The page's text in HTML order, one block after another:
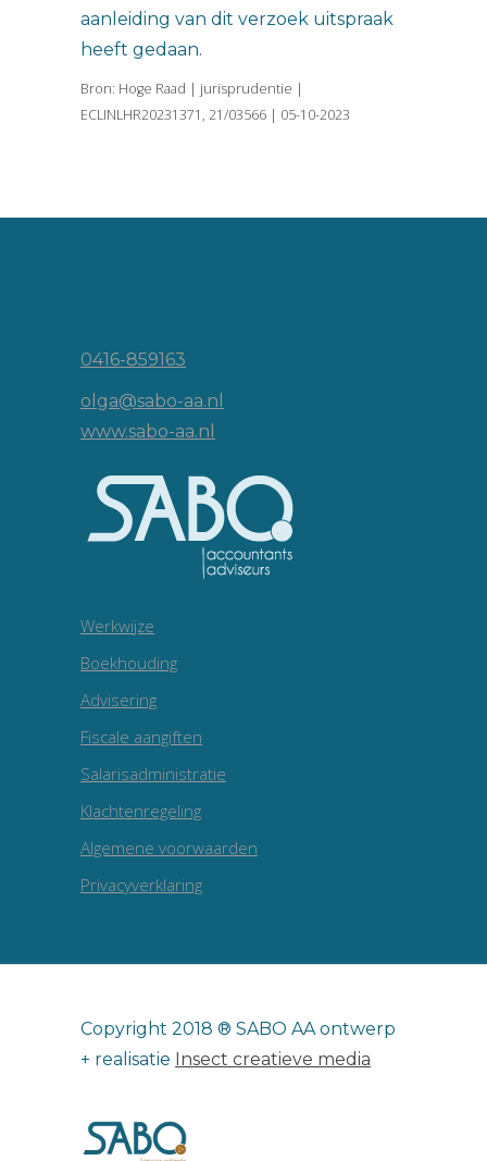
aanleiding van dit verzoek uitspraak
heeft gedaan.
Bron: Hoge Raad | jurisprudentie |
ECLINLHR20231371, 21/03566 | 05-10-2023
0416-859163
olga@sabo-aa.nl
www.sabo-aa.nl
Werkwijze
Boekhouding
Advisering
Fiscale aangiften
Salarisadministratie
Klachtenregeling
Algemene voorwaarden
Privacyverklaring
Copyright 2018 ® SABO AA ontwerp
+ realisatie Insect creatieve media